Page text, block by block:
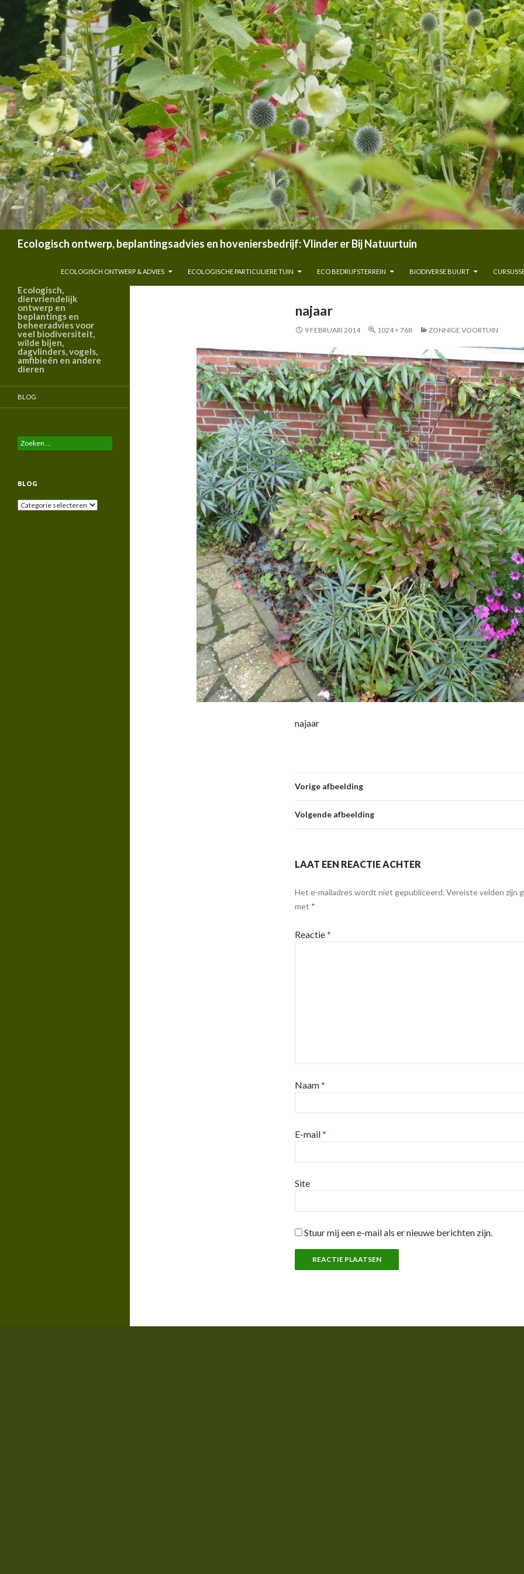
Ecologisch ontwerp, beplantingsadvies en hoveniersbedrijf: Vlinder er Bij Natuurtuin
ECOLOGISCH ONTWERP & ADVIES
ECOLOGISCHE PARTICULIERE TUIN ECO BEDRIJFSTERREIN BIODIVERSE BUURT
najaar
9 FEBRUARI 2014 1024 × 768 ZONNIGE VOORTUIN
najaar
Vorige afbeelding
Volgende afbeelding
LAAT EEN REACTIE ACHTER
Het e-mailadres wordt niet gepubliceerd.Vereiste velden zijn
met *
Reactie*
Naam*
E-mail*
Site
Stuur mij een e-mail als er nieuwe berichten zijn.
Ecologisch,
diervriendelijk
ontwerp en
beplantings en
beheeradvies voor
veel biodiversiteit,
wilde bijen,
dagvlinders, vogels,
amfibieën en andere
dieren
BLOG
Zoeken
naar:
BLOG
Blog